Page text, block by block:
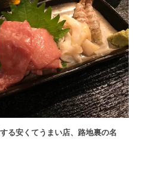
る安くてうまい店、路地裏の名